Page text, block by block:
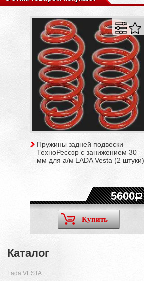
Пружины задней подвески
ТехноРессор с занижением 30
мм для а/м LADA Vesta (2 штуки)
5600
Купить
Каталог
Lada VESTA